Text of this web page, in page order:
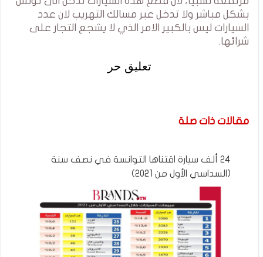
بشكل مباشر ولا تدخل عبر مسالك التهريب لان عدد
السيارات ليس بالكبير الامر الذي لا يشجع التجار على
شرائها.
تعليق حر
مقالات ذات صلة
24 ألف سيارة اقتناها التوانسة في نصف سنة
(السداسي الأول من 2021)